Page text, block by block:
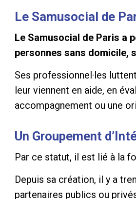
Le Samusocial de
Le Samusocial de Paris a
personnes sans domicile,
Ses professionnel·les
leur viennent en aide, en
accompagnement ou une
Un Groupement
Par ce statut, il est lié à la
Depuis sa création, il y a
partenaires publics ou